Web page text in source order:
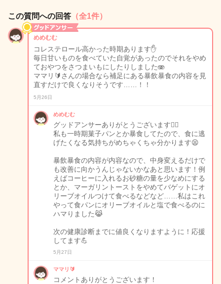
この質問への回答 （全1件）
めめむむ
コレステロール高かった時期あります✋
毎日甘いものを食べていた自覚があったのでそれをやめ
ておやつをさつまいもにしたりしました🫨
ママリ🔰さんの場合なら補足にある暴飲暴食の内容を見
直すだけで良くなりそうです……！！
5月26日
めめむむ
グッドアンサーありがとうございます🙇‍♀️
私も一時期菓子パンとか暴食してたので、食に逃
げたくなる気持ちがめちゃくちゃ分かります😫
暴飲暴食の内容が内容なので、中身変えるだけで
も改善に向かうんじゃないかなあと思います！例
えばコーヒーに入れるお砂糖の量を少なめにする
とか、マーガリントーストをやめてバゲットにオ
リーブオイルつけて食べるなどなど……私はこれ
やって食パンにオリーブオイルと塩で食べるのに
ハマりました😹
次の健康診断までに値良くなりますように！応援
してます💪
5月27日
ママリ🔰
コメントありがとうございます！